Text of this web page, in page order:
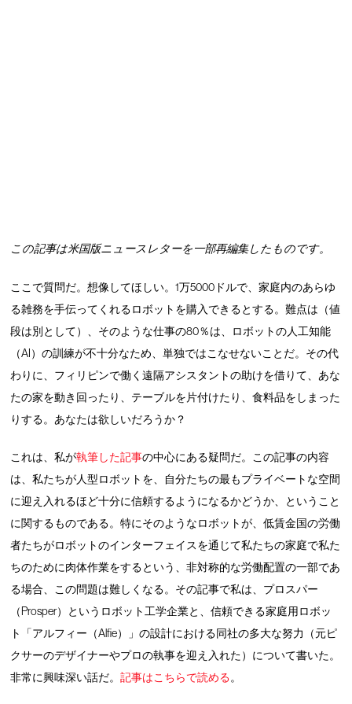
この記事は米国版ニュースレターを一部再編集したものです。
ここで質問だ。想像してほしい。1万5000ドルで、家庭内のあらゆ
る雑務を手伝ってくれるロボットを購入できるとする。難点は（値
段は別として）、そのような仕事の80％は、ロボットの人工知能
（AI）の訓練が不十分なため、単独ではこなせないことだ。その代
わりに、フィリピンで働く遠隔アシスタントの助けを借りて、あな
たの家を動き回ったり、テーブルを片付けたり、食料品をしまった
りする。あなたは欲しいだろうか？
これは、私が執筆した記事の中心にある疑問だ。この記事の内容
は、私たちが人型ロボットを、自分たちの最もプライベートな空間
に迎え入れるほど十分に信頼するようになるかどうか、ということ
に関するものである。特にそのようなロボットが、低賃金国の労働
者たちがロボットのインターフェイスを通じて私たちの家庭で私た
ちのために肉体作業をするという、非対称的な労働配置の一部であ
る場合、この問題は難しくなる。その記事で私は、プロスパー
（Prosper）というロボット工学企業と、信頼できる家庭用ロボッ
ト「アルフィー（Alfie）」の設計における同社の多大な努力（元ピ
クサーのデザイナーやプロの執事を迎え入れた）について書いた。
非常に興味深い話だ。記事はこちらで読める。